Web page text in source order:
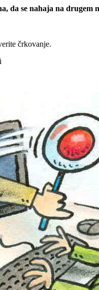
da se nahaja na drugem
črkovanje.